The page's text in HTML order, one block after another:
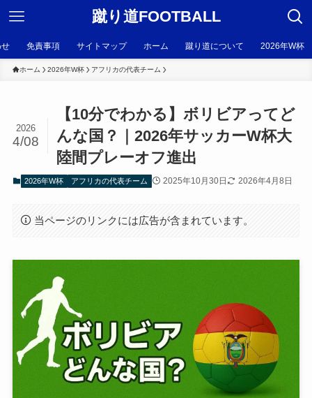
蹴り道FOOTBALL
免責事項 サイトマップ ホーム 蹴り道について 2026年W杯
ホーム 2026年W杯 アフリカの代表チーム
【10分でわかる】ボリビアってど
んな国？｜2026年サッカーW杯大
陸間プレーオフ進出
2026
4/08
2026年W杯 アフリカの代表チーム 2025年10月30日 2026年4月8日
当ページのリンクには広告が含まれています。